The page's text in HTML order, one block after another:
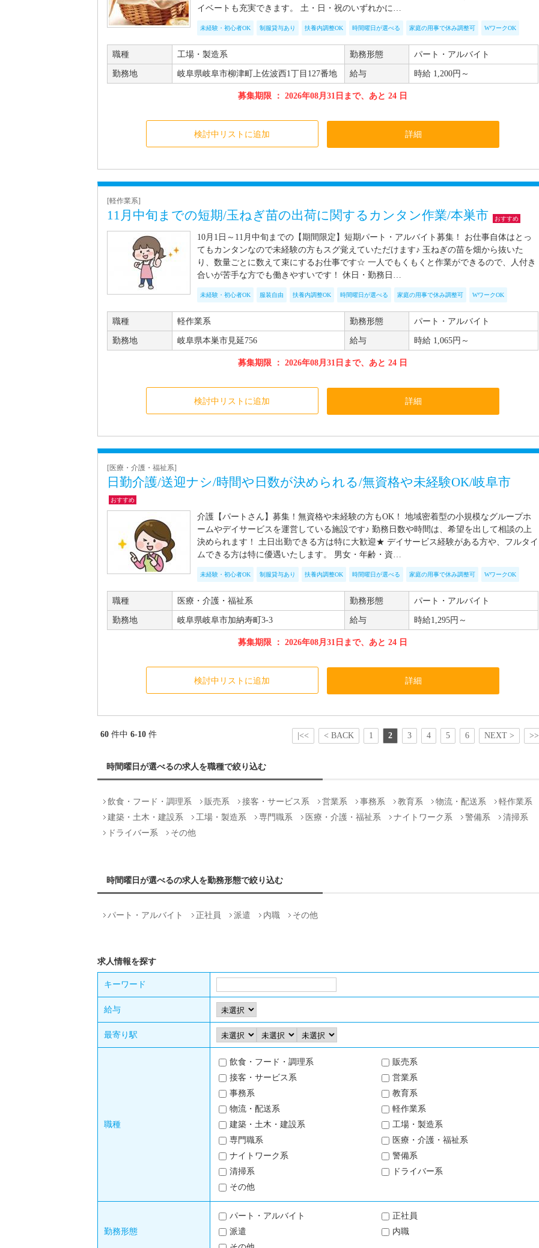
イベートも充実できます。 土・日・祝のいずれかに…
未経験・初心者OK 制服貸与あり 扶養内調整OK 時間曜日が選べる 家庭の用事で休み調整可 WワークOK
職種 工場・製造系 勤務形態 パート・アルバイト
勤務地 岐阜県岐阜市柳津町上佐波西1丁目127番地 給与 時給 1,200円～
募集期限 ： 2026年08月31日まで、あと 24 日
検討中リストに追加 詳細
[軽作業系]
11月中旬までの短期/玉ねぎ苗の出荷に関するカンタン作業/本巣市 おすすめ
10月1日～11月中旬までの【期間限定】短期パート・アルバイト募集！ お仕事自体はとっ
てもカンタンなので未経験の方もスグ覚えていただけます♪ 玉ねぎの苗を畑から抜いた
り、数量ごとに数えて束にするお仕事です☆ 一人でもくもくと作業ができるので、人付き
合いが苦手な方でも働きやすいです！ 休日・勤務日…
未経験・初心者OK 服装自由 扶養内調整OK 時間曜日が選べる 家庭の用事で休み調整可 WワークOK
職種 軽作業系 勤務形態 パート・アルバイト
勤務地 岐阜県本巣市見延756 給与 時給 1,065円～
募集期限 ： 2026年08月31日まで、あと 24 日
検討中リストに追加 詳細
[医療・介護・福祉系]
日勤介護/送迎ナシ/時間や日数が決められる/無資格や未経験OK/岐阜市
おすすめ
介護【パートさん】募集！無資格や未経験の方もOK！ 地域密着型の小規模なグループホ
ームやデイサービスを運営している施設です♪ 勤務日数や時間は、希望を出して相談の上
決められます！ 土日出勤できる方は特に大歓迎★ デイサービス経験がある方や、フルタイ
ムできる方は特に優遇いたします。 男女・年齢・資…
未経験・初心者OK 制服貸与あり 扶養内調整OK 時間曜日が選べる 家庭の用事で休み調整可 WワークOK
職種 医療・介護・福祉系 勤務形態 パート・アルバイト
勤務地 岐阜県岐阜市加納寿町3-3 給与 時給1,295円～
募集期限 ： 2026年08月31日まで、あと 24 日
検討中リストに追加 詳細
60 件中 6-10 件 |<< < BACK 1 2 3 4 5 6 NEXT > >>|
時間曜日が選べるの求人を職種で絞り込む
飲食・フード・調理系 販売系 接客・サービス系 営業系 事務系 教育系 物流・配送系
軽作業系
建築・土木・建設系
工場・製造系 専門職系 医療・介護・福祉系 ナイトワーク系 警備系
清掃系
ドライバー系
その他
時間曜日が選べるの求人を勤務形態で絞り込む
パート・アルバイト 正社員 派遣 内職 その他
求人情報を探す
キーワード
給与
最寄り駅
職種
飲食・フード・調理系
販売系
接客・サービス系
営業系
事務系
教育系
物流・配送系
軽作業系
建築・土木・建設系
工場・製造系
専門職系
医療・介護・福祉系
ナイトワーク系
警備系
清掃系
ドライバー系
その他
勤務形態
パート・アルバイト
正社員
派遣
内職